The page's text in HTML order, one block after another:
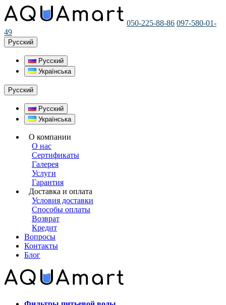
050-225-88-86 097-580-01-
49
Русский
Русский
Українська
Русский
Русский
Українська
О компании
О нас
Сертификаты
Галерея
Услуги
Гарантия
Доставка и оплата
Условия доставки
Способы оплаты
Возврат
Кредит
Вопросы
Контакты
Блог